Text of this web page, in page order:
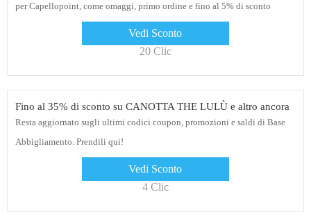
per Capellopoint, come omaggi, primo ordine e fino al 5% di sconto
Vedi Sconto
20 Clic
Fino al 35% di sconto su CANOTTA THE LULÙ e altro ancora
Resta aggiornato sugli ultimi codici coupon, promozioni e saldi di Base
Abbigliamento. Prendili qui!
Vedi Sconto
4 Clic